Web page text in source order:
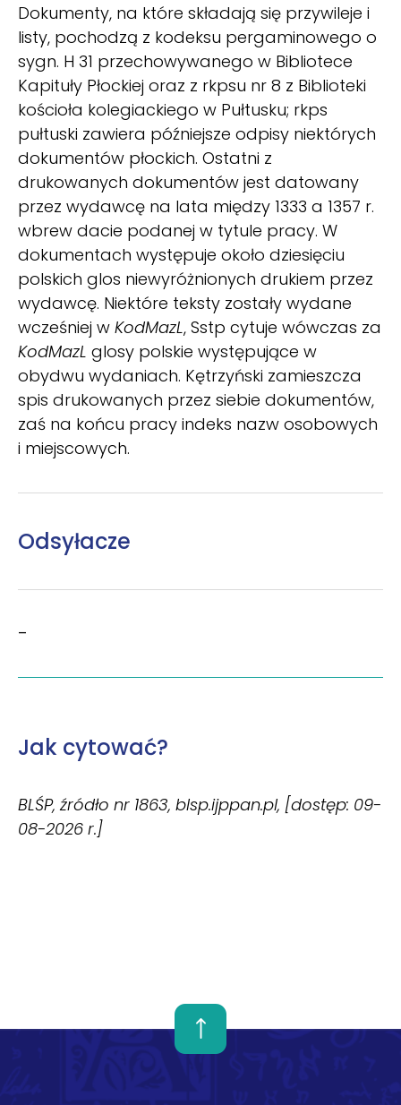
Dokumenty, na które składają się przywileje i
listy, pochodzą z kodeksu pergaminowego o
sygn. H 31 przechowywanego w Bibliotece
Kapituły Płockiej oraz z rkpsu nr 8 z Biblioteki
kościoła kolegiackiego w Pułtusku; rkps
pułtuski zawiera późniejsze odpisy niektórych
dokumentów płockich. Ostatni z
drukowanych dokumentów jest datowany
przez wydawcę na lata między 1333 a 1357 r.
wbrew dacie podanej w tytule pracy. W
dokumentach występuje około dziesięciu
polskich glos niewyróżnionych drukiem przez
wydawcę. Niektóre teksty zostały wydane
wcześniej w KodMazL, Sstp cytuje wówczas za
KodMazL glosy polskie występujące w
obydwu wydaniach. Kętrzyński zamieszcza
spis drukowanych przez siebie dokumentów,
zaś na końcu pracy indeks nazw osobowych
i miejscowych.
Odsyłacze
–
Jak cytować?
BLŚP, źródło nr 1863, blsp.ijppan.pl, [dostęp: 09-
08-2026 r.]